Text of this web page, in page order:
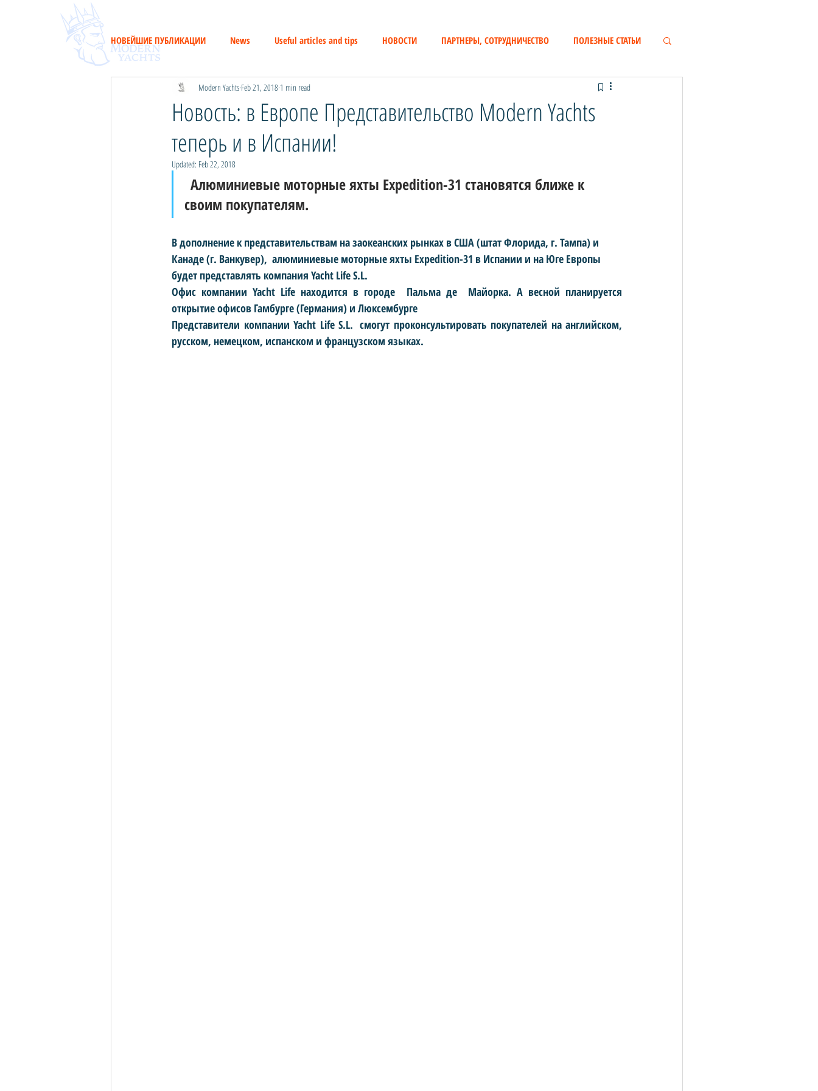
НОВЕЙШИЕ ПУБЛИКАЦИИ News Useful articles and tips НОВОСТИ ПАРТНЕРЫ, СОТРУДНИЧЕСТВО ПОЛЕЗНЫЕ СТАТЬИ
Новость: в Европе Представительство Modern Yachts
теперь и в Испании!
Modern Yachts Feb 21, 2018 1 min read
Updated: Feb 22, 2018
Алюминиевые моторные яхты Expedition-31 становятся ближе к
своим покупателям.
В дополнение к представительствам на заокеанских рынках в США (штат Флорида, г. Тампа) и
Канаде (г. Ванкувер),  алюминиевые моторные яхты Expedition-31 в Испании и на Юге Европы
будет представлять компания Yacht Life S.L.
Офис компании Yacht Life находится в городе  Пальма де  Майорка. А весной планируется
открытие офисов Гамбурге (Германия) и Люксембурге
Представители компании Yacht Life S.L. смогут проконсультировать покупателей на английском,
русском, немецком, испанском и французском языках.